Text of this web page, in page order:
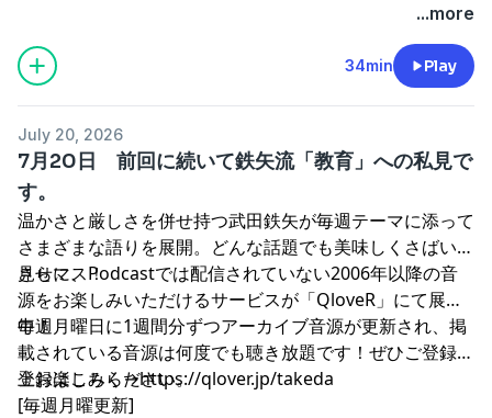
...more
34min Play
July 20, 2026
7月20日 前回に続いて鉄矢流「教育」への私見で
す。
温かさと厳しさを併せ持つ武田鉄矢が毎週テーマに添って
さまざまな語りを展開。どんな話題でも美味しくさばいて
見せマス！
さらに、Podcastでは配信されていない2006年以降の音
源をお楽しみいただけるサービスが「QloveR」にて展開
中！
毎週月曜日に1週間分ずつアーカイブ音源が更新され、掲
載されている音源は何度でも聴き放題です！ぜひご登録の
上お楽しみください。
登録はこちら→⁠⁠⁠⁠⁠⁠⁠⁠⁠⁠⁠⁠⁠⁠⁠⁠⁠⁠⁠⁠⁠⁠⁠⁠⁠⁠⁠⁠⁠https://qlover.jp/takeda⁠⁠⁠⁠⁠⁠⁠⁠⁠⁠⁠⁠⁠⁠⁠⁠⁠⁠⁠⁠⁠⁠⁠⁠⁠⁠⁠⁠⁠
[毎週月曜更新]